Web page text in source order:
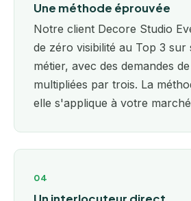
Une méthode éprouvée
Notre client Decore Studio
de zéro visibilité au Top 3 sur
métier, avec des demandes
multipliées par trois. La
elle s'applique à votre
04